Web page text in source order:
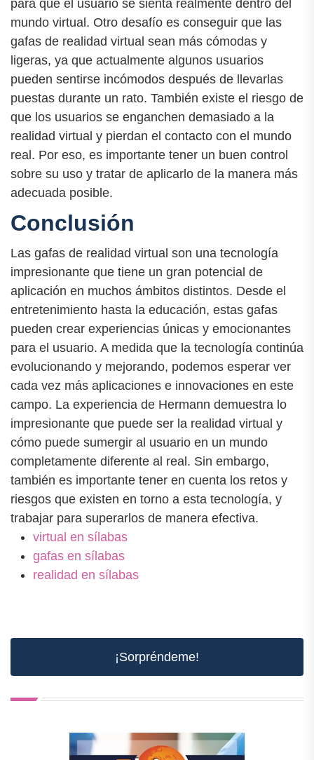
para que el usuario se sienta realmente dentro del
mundo virtual. Otro desafío es conseguir que las
gafas de realidad virtual sean más cómodas y
ligeras, ya que actualmente algunos usuarios
pueden sentirse incómodos después de llevarlas
puestas durante un rato. También existe el riesgo de
que los usuarios se enganchen demasiado a la
realidad virtual y pierdan el contacto con el mundo
real. Por eso, es importante tener un buen control
sobre su uso y tratar de aplicarlo de la manera más
adecuada posible.
Conclusión
Las gafas de realidad virtual son una tecnología
impresionante que tiene un gran potencial de
aplicación en muchos ámbitos distintos. Desde el
entretenimiento hasta la educación, estas gafas
pueden crear experiencias únicas y emocionantes
para el usuario. A medida que la tecnología continúa
evolucionando y mejorando, podemos esperar ver
cada vez más aplicaciones e innovaciones en este
campo. La experiencia de Hermann demuestra lo
impresionante que puede ser la realidad virtual y
cómo puede sumergir al usuario en un mundo
completamente diferente al real. Sin embargo,
también es importante tener en cuenta los retos y
riesgos que existen en torno a esta tecnología, y
trabajar para superarlos de manera efectiva.
virtual en sílabas
gafas en sílabas
realidad en sílabas
¡Sorpréndeme!